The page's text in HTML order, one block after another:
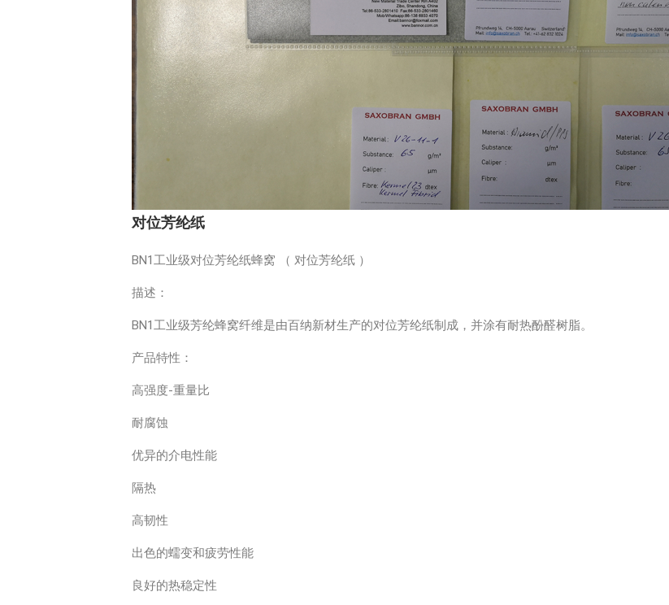
对位芳纶纸
BN1工业级对位芳纶纸蜂窝 （ 对位芳纶纸 ）
描述：
BN1工业级芳纶蜂窝纤维是由百纳新材生产的对位芳纶纸制成，并涂有耐热酚醛树脂。
产品特性：
高强度-重量比
耐腐蚀
优异的介电性能
隔热
高韧性
出色的蠕变和疲劳性能
良好的热稳定性